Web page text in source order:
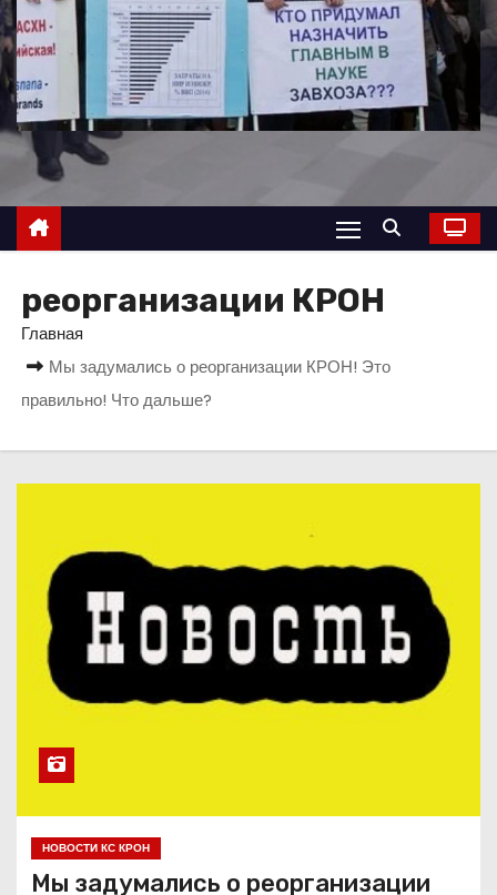
о
м
у
реорганизации КРОН
Главная
Мы задумались о реорганизации КРОН! Это
правильно! Что дальше?
НОВОСТИ КС КРОН
Мы задумались о реорганизации